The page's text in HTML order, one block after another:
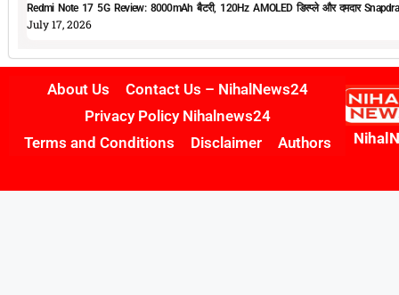
Redmi Note 17 5G Review: 8000mAh बैटरी, 120Hz AMOLED डिस्प्ले और दमदार
July 17, 2026
About Us
Contact Us – NihalNews24
Privacy Policy Nihalnews24
Terms and Conditions
Disclaimer Authors